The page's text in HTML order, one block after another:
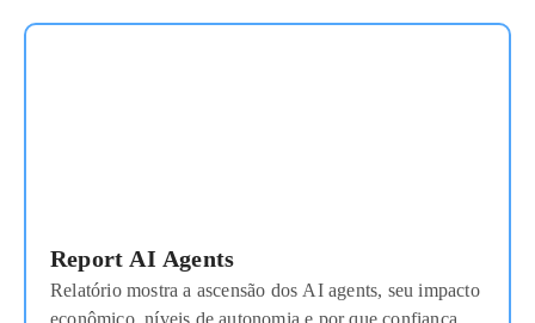
Report AI Agents
Relatório mostra a ascensão dos AI agents, seu impacto
econômico, níveis de autonomia e por que confiança é